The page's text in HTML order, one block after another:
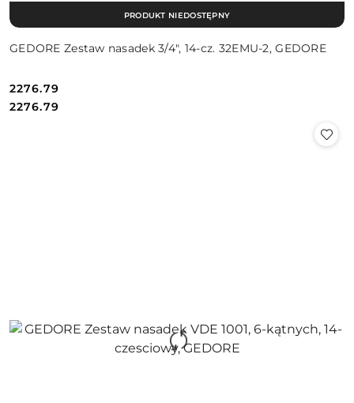
GEDORE Zestaw nasadek 3/4", 14-cz. 32EMU-2, GEDORE
Cena:
2276.79
Cena:
2276.79
PRODUKT NIEDOSTĘPNY